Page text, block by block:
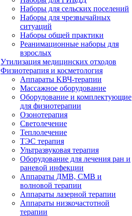
Наборы для сельских поселений
Наборы для чрезвычайных
ситуаций
Наборы общей практики
Реанимационные наборы для
взрослых
Утилизация медицинских отходов
Физиотерапия и косметология
Аппараты KВЧ-терапии
Массажное оборудование
Оборудование и комплектующие
для физиотерапии
Озонотерапия
Светолечение
Теплолечение
ТЭС терапия
Ультразвуковая терапия
Оборудование для лечения ран и
раневой инфекции
Аппараты ДМВ, СМВ и
волновой терапии
Аппараты лазерной терапии
Аппараты низкочастотной
терапии